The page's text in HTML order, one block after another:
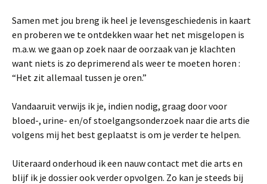
Samen met jou breng ik heel je levensgeschiedenis in kaart
en proberen we te ontdekken waar het net misgelopen is
m.a.w. we gaan op zoek naar de oorzaak van je klachten
want niets is zo deprimerend als weer te moeten horen :
“Het zit allemaal tussen je oren.”
Vandaaruit verwijs ik je, indien nodig, graag door voor
bloed-, urine- en/of stoelgangsonderzoek naar die arts die
volgens mij het best geplaatst is om je verder te helpen.
Uiteraard onderhoud ik een nauw contact met die arts en
blijf ik je dossier ook verder opvolgen. Zo kan je steeds bij